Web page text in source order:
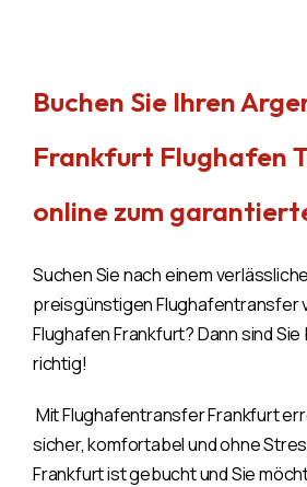
Buchen Sie Ihren
Frankfurt Flughafen
online zum
Suchen Sie nach einem
preisgünstigen Flughafentransfer
Flughafen Frankfurt? Dann sind
richtig!
Mit Flughafentransfer Frankfurt
sicher, komfortabel und ohne
Frankfurt ist gebucht und Sie